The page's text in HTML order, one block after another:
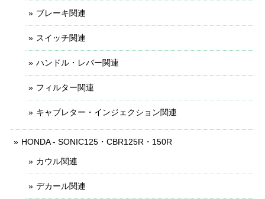
ブレーキ関連
スイッチ関連
ハンドル・レバー関連
フィルター関連
キャブレター・インジェクション関連
HONDA - SONIC125・CBR125R・150R
カウル関連
デカール関連